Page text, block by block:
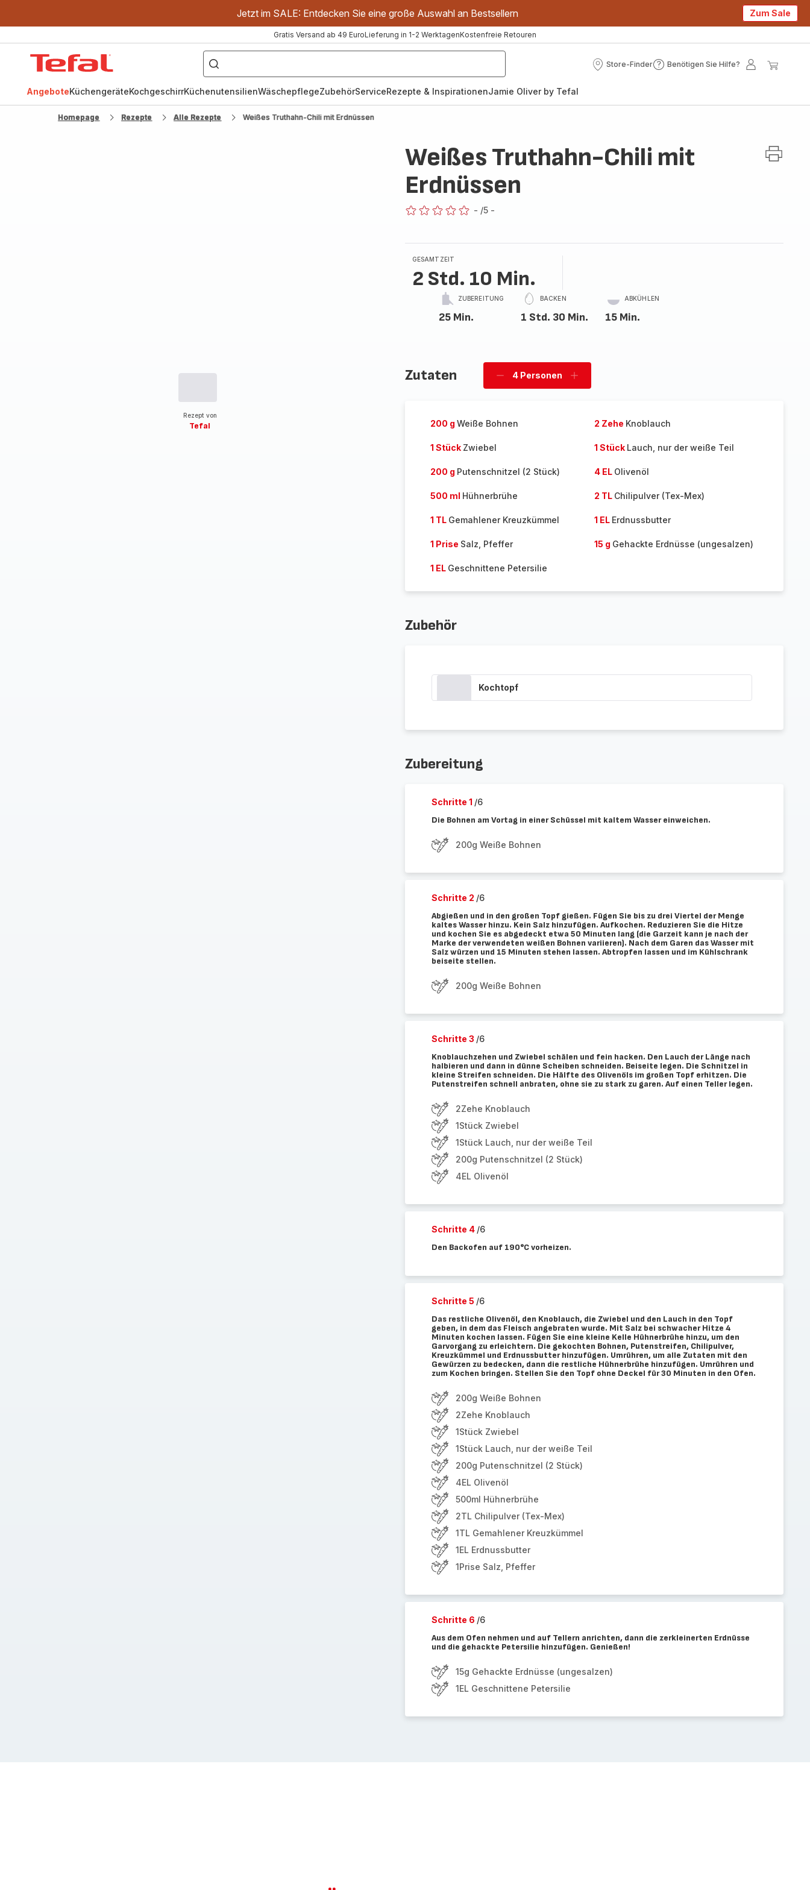
Jetzt im SALE: Entdecken Sie eine große Auswahl an Bestsellern Zum Sale
Gratis Versand ab 49 EuroLieferung in 1-2 WerktagenKostenfreie Retouren
["OptiGrill","Easy
Fry","Pfanne"]
Store-Finder
Store-
Benötigen Sie Hilfe?
Benötigen
Mein
AngeboteKüchengeräteKochgeschirrKüchenutensilienWäschepflegeZubehörServiceRezepte & InspirationenJamie Oliver by Tefal
Homepage Rezepte Alle Rezepte Weißes Truthahn-Chili mit Erdnüssen
Rezept von
Tefal
Weißes Truthahn-Chili mit
Erdnüssen
- /5 -
GESAMTZEIT
2 Std. 10 Min.
ZUBEREITUNG
25 Min.
BACKEN
1 Std. 30 Min.
ABKÜHLEN
15 Min.
Zutaten
Personen
4 Personen
Personen
200 g Weiße Bohnen 2 Zehe Knoblauch
1 Stück Zwiebel 1 Stück Lauch, nur der weiße Teil
200 g Putenschnitzel (2 Stück) 4 EL Olivenöl
500 ml Hühnerbrühe 2 TL Chilipulver (Tex-Mex)
1 TL Gemahlener Kreuzkümmel 1 EL Erdnussbutter
1 Prise Salz, Pfeffer 15 g Gehackte Erdnüsse (ungesalzen)
1 EL Geschnittene Petersilie
Zubehör
Kochtopf
Zubereitung
Schritte 1 /6
Die Bohnen am Vortag in einer Schüssel mit kaltem Wasser einweichen.
200g Weiße Bohnen
Schritte 2 /6
Abgießen und in den großen Topf gießen. Fügen Sie bis zu drei Viertel der Menge
kaltes Wasser hinzu. Kein Salz hinzufügen. Aufkochen. Reduzieren Sie die Hitze
und kochen Sie es abgedeckt etwa 50 Minuten lang (die Garzeit kann je nach der
Marke der verwendeten weißen Bohnen variieren). Nach dem Garen das Wasser mit
Salz würzen und 15 Minuten stehen lassen. Abtropfen lassen und im Kühlschrank
beiseite stellen.
200g Weiße Bohnen
Schritte 3 /6
Knoblauchzehen und Zwiebel schälen und fein hacken. Den Lauch der Länge nach
halbieren und dann in dünne Scheiben schneiden. Beiseite legen. Die Schnitzel in
kleine Streifen schneiden. Die Hälfte des Olivenöls im großen Topf erhitzen. Die
Putenstreifen schnell anbraten, ohne sie zu stark zu garen. Auf einen Teller legen.
2Zehe Knoblauch
1Stück Zwiebel
1Stück Lauch, nur der weiße Teil
200g Putenschnitzel (2 Stück)
4EL Olivenöl
Schritte 4 /6
Den Backofen auf 190°C vorheizen.
Schritte 5 /6
Das restliche Olivenöl, den Knoblauch, die Zwiebel und den Lauch in den Topf
geben, in dem das Fleisch angebraten wurde. Mit Salz bei schwacher Hitze 4
Minuten kochen lassen. Fügen Sie eine kleine Kelle Hühnerbrühe hinzu, um den
Garvorgang zu erleichtern. Die gekochten Bohnen, Putenstreifen, Chilipulver,
Kreuzkümmel und Erdnussbutter hinzufügen. Umrühren, um alle Zutaten mit den
Gewürzen zu bedecken, dann die restliche Hühnerbrühe hinzufügen. Umrühren und
zum Kochen bringen. Stellen Sie den Topf ohne Deckel für 30 Minuten in den Ofen.
200g Weiße Bohnen
2Zehe Knoblauch
1Stück Zwiebel
1Stück Lauch, nur der weiße Teil
200g Putenschnitzel (2 Stück)
4EL Olivenöl
500ml Hühnerbrühe
2TL Chilipulver (Tex-Mex)
1TL Gemahlener Kreuzkümmel
1EL Erdnussbutter
1Prise Salz, Pfeffer
Schritte 6 /6
Aus dem Ofen nehmen und auf Tellern anrichten, dann die zerkleinerten Erdnüsse
und die gehackte Petersilie hinzufügen. Genießen!
15g Gehackte Erdnüsse (ungesalzen)
1EL Geschnittene Petersilie